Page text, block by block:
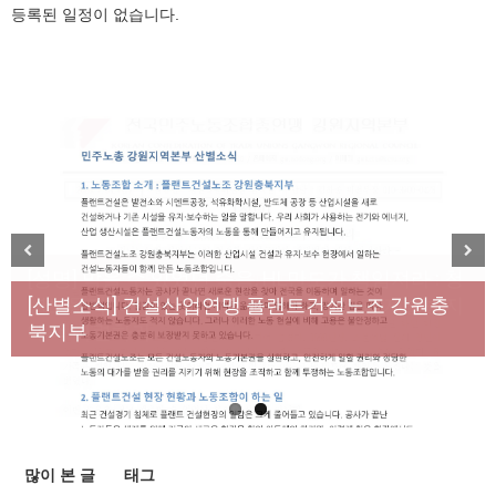
등록된 일정이 없습니다.
[성명] 막을 수 있었던 죽음, HL만도가 책임져라 : 청
년노동자 사망사고의 철저한 진상규명과 재발방지
대책 마련하라
[산별소식] 건설산업연맹 플랜트건설노조 강원충
북지부
Previous Next
많이 본 글 태그